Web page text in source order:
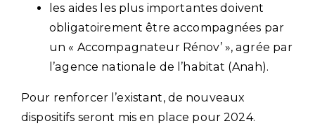
les aides les plus importantes doivent
obligatoirement être accompagnées par
un « Accompagnateur Rénov’ », agrée par
l’agence nationale de l’habitat (Anah).
Pour renforcer l’existant, de nouveaux
dispositifs seront mis en place pour 2024.